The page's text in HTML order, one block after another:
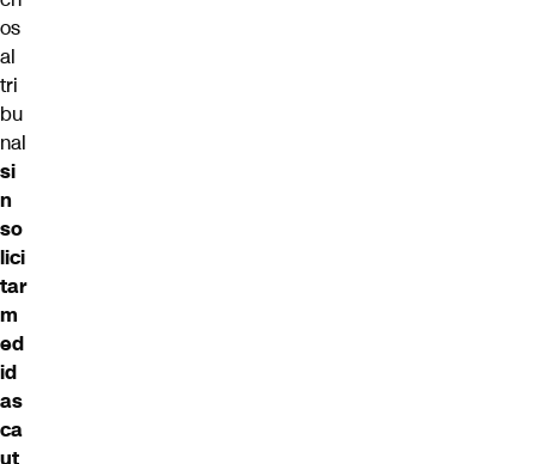
os
al
tri
bu
nal
si
n
so
lici
tar
m
ed
id
as
ca